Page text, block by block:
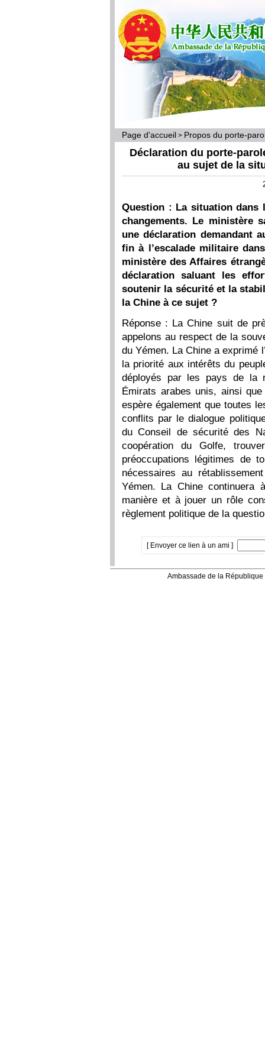
Page d'accueil > Propos du porte-
Déclaration du porte-
au sujet de la
Question : La situation dans
changements. Le ministère
une déclaration demandant
fin à l’escalade militaire
ministère des Affaires
déclaration saluant les
soutenir la sécurité et la
la Chine à ce sujet ?
Réponse : La Chine suit de
appelons au respect de la
du Yémen. La Chine a exprimé
la priorité aux intérêts du
déployés par les pays de la
Émirats arabes unis, ainsi
espère également que toutes
conflits par le dialogue
du Conseil de sécurité des
coopération du Golfe,
préoccupations légitimes de
nécessaires au
Yémen. La Chine continuera
manière et à jouer un rôle
règlement politique de la
[ Envoyer ce lien à un ami ]
Ambassade de la